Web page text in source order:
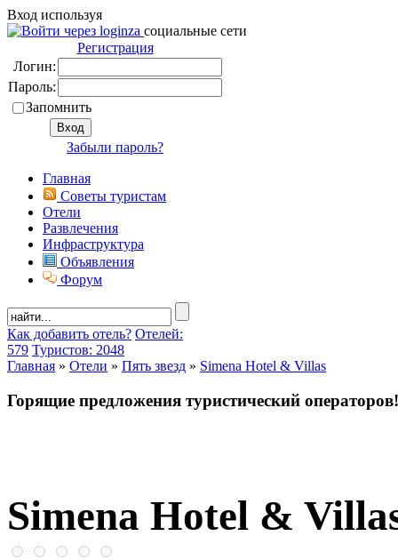
Вход используя
социальные сети
Регистрация
Логин:
Пароль:
Запомнить
Забыли пароль?
Главная
Советы туристам
Отели
Развлечения
Инфраструктура
Объявления
Форум
Как добавить отель? Отелей:
579 Туристов: 2048
Главная » Отели » Пять звезд » Simena Hotel & Villas
Горящие предложения туристический операторов!
Simena Hotel &